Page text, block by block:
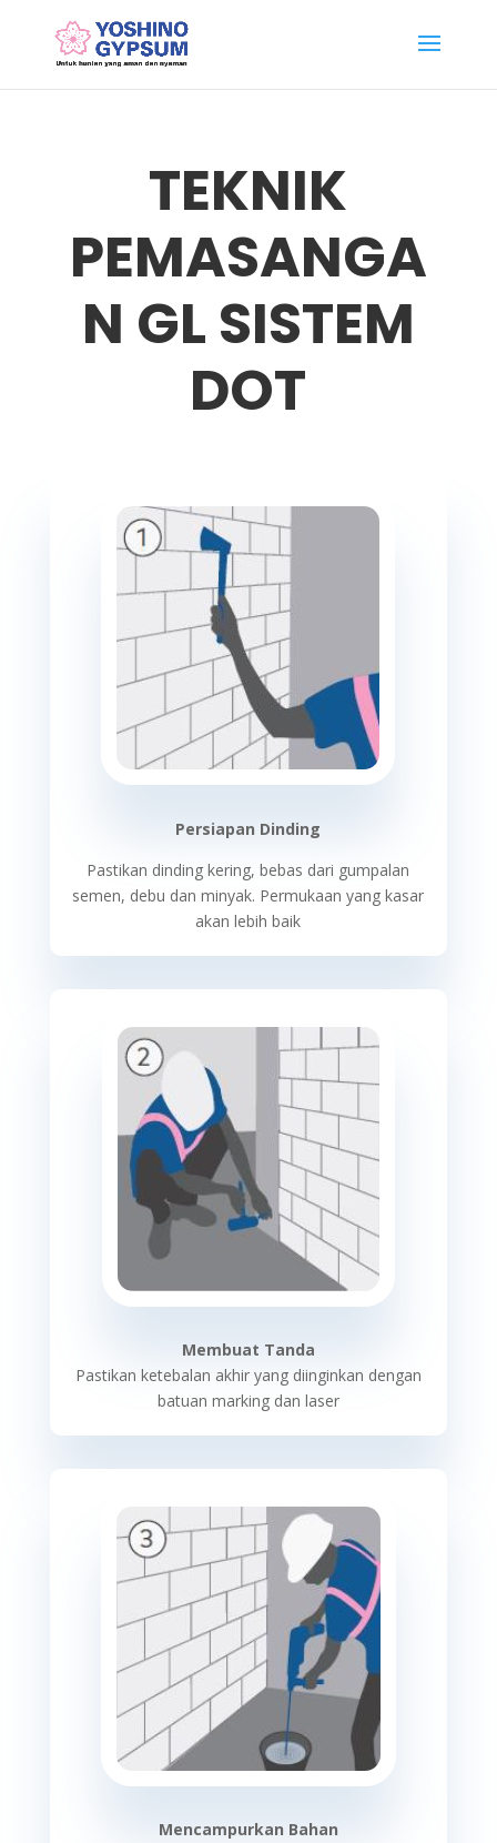
TEKNIK
PEMASANGA
N GL SISTEM
DOT
Persiapan Dinding
Pastikan dinding kering, bebas dari gumpalan
semen, debu dan minyak. Permukaan yang kasar
akan lebih baik
Membuat Tanda
Pastikan ketebalan akhir yang diinginkan dengan
batuan marking dan laser
Mencampurkan Bahan